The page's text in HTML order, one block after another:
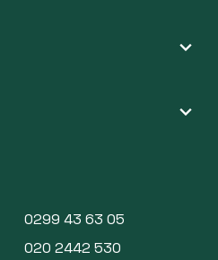
0299 43 63 05
020 2442 530